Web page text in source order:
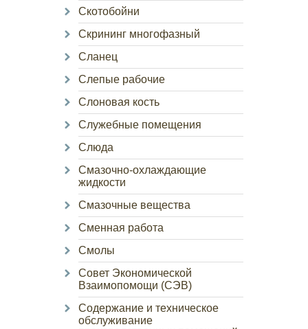
Скотобойни
Скрининг многофазный
Сланец
Слепые рабочие
Слоновая кость
Служебные помещения
Слюда
Смазочно-охлаждающие
жидкости
Смазочные вещества
Сменная работа
Смолы
Совет Экономической
Взаимопомощи (СЭВ)
Содержание и техническое
обслуживание